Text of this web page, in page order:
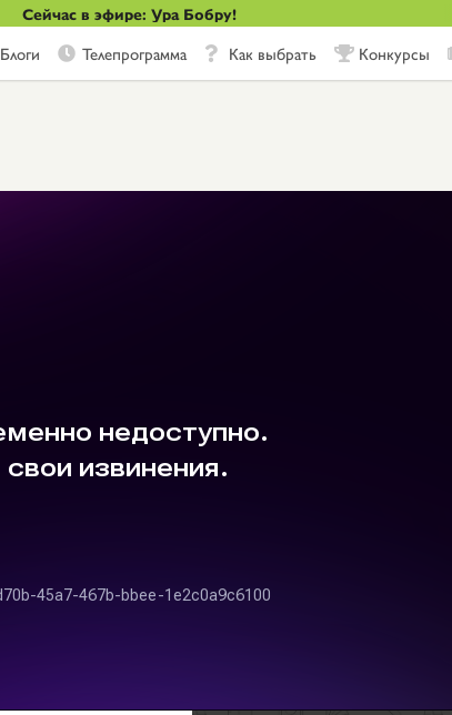
Сейчас в эфире: Ура Бобру!
Блоги Телепрограмма Как выбрать Конкурсы